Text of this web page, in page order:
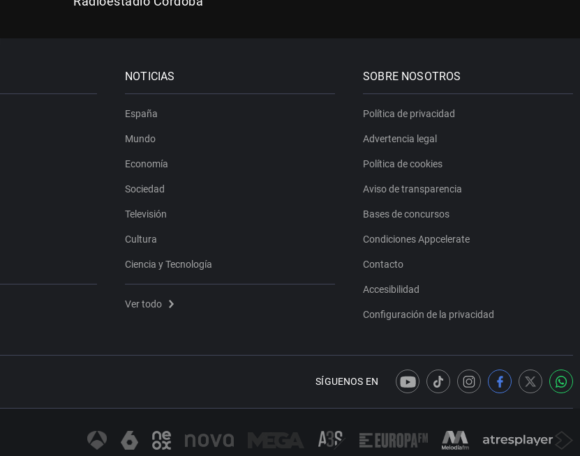
NOTICIAS
España
Mundo
Economía
Sociedad
Televisión
Cultura
Ciencia y Tecnología
Ver todo
SOBRE NOSOTROS
Política de privacidad
Advertencia legal
Política de cookies
Aviso de transparencia
Bases de concursos
Condiciones Appcelerate
Contacto
Accesibilidad
Configuración de la privacidad
SÍGUENOS EN